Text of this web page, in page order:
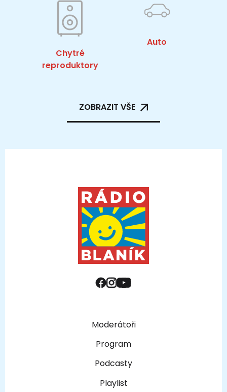
Chytré
reproduktory
Auto
ZOBRAZIT VŠE
Moderátoři
Program
Podcasty
Playlist